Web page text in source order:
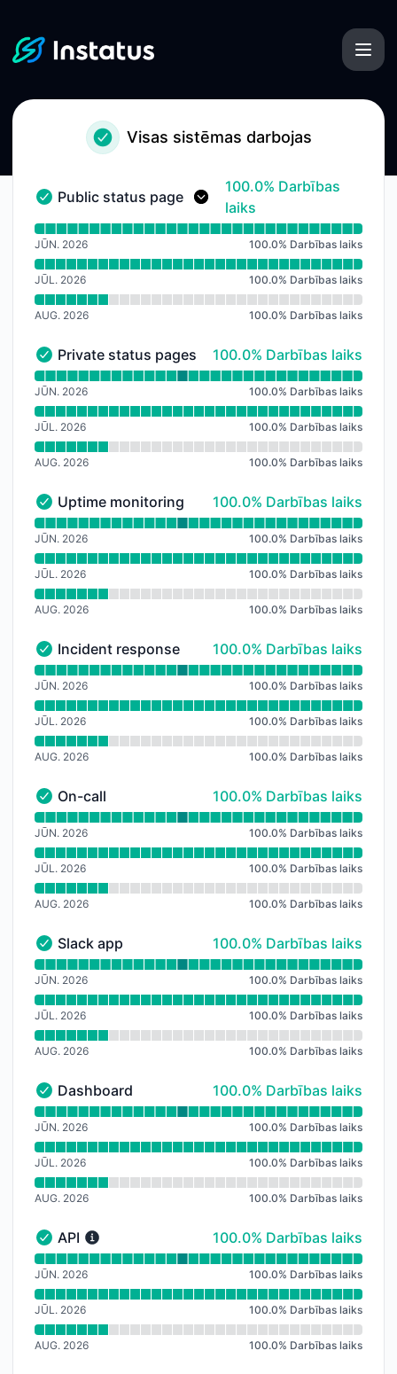
Visas sistēmas darbojas
Public status pages - Darbojas
Public status pages
100% - Darbības laiks
100.0% Darbības
laiks
Lasīt darbības laika grafiku Public status pages
JŪN. 2026 100.0% Darbības laiks
JŪL. 2026 100.0% Darbības laiks
AUG. 2026 100.0% Darbības laiks
Private status pages - Darbojas
Private status pages 100% - Darbības laiks
100.0% Darbības laiks
Lasīt darbības laika grafiku Private status pages
JŪN. 2026 100.0% Darbības laiks
JŪL. 2026 100.0% Darbības laiks
AUG. 2026 100.0% Darbības laiks
Uptime monitoring - Darbojas
Uptime monitoring 100% - Darbības laiks
100.0% Darbības laiks
Lasīt darbības laika grafiku Uptime monitoring
JŪN. 2026 100.0% Darbības laiks
JŪL. 2026 100.0% Darbības laiks
AUG. 2026 100.0% Darbības laiks
Incident response - Darbojas
Incident response 100% - Darbības laiks
100.0% Darbības laiks
Lasīt darbības laika grafiku Incident response
JŪN. 2026 100.0% Darbības laiks
JŪL. 2026 100.0% Darbības laiks
AUG. 2026 100.0% Darbības laiks
On-call - Darbojas
On-call 100% - Darbības laiks
100.0% Darbības laiks
Lasīt darbības laika grafiku On-call
JŪN. 2026 100.0% Darbības laiks
JŪL. 2026 100.0% Darbības laiks
AUG. 2026 100.0% Darbības laiks
Slack app - Darbojas
Slack app 100% - Darbības laiks
100.0% Darbības laiks
Lasīt darbības laika grafiku Slack app
JŪN. 2026 100.0% Darbības laiks
JŪL. 2026 100.0% Darbības laiks
AUG. 2026 100.0% Darbības laiks
Dashboard - Darbojas
Dashboard 100% - Darbības laiks
100.0% Darbības laiks
Lasīt darbības laika grafiku Dashboard
JŪN. 2026 100.0% Darbības laiks
JŪL. 2026 100.0% Darbības laiks
AUG. 2026 100.0% Darbības laiks
API - Darbojas
API 100% - Darbības laiks
100.0% Darbības laiks
Lasīt darbības laika grafiku API
JŪN. 2026 100.0% Darbības laiks
JŪL. 2026 100.0% Darbības laiks
AUG. 2026 100.0% Darbības laiks